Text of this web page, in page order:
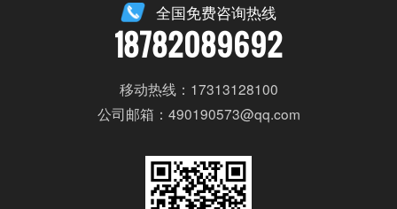
全国免费咨询热线
18782089692
移动热线：17313128100
公司邮箱：490190573@qq.com